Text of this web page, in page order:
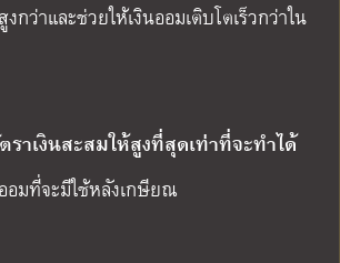
กว่าและช่วยให้เงินออมเติบโตเร็วกว่าใน
ราเงินสะสมให้สูงที่สุดเท่าที่จะทำได้
อมที่จะมีใช้หลังเกษียณ